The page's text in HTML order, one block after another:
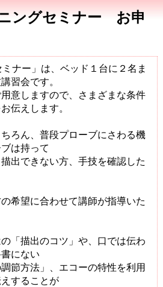
ングセミナー お申
ナー」は、ベッド１台に２名ま
習会です。
意しますので、さまざまな条件
伝えします。
ろん、普段プローブにさわる機
は持って
出できない方、手技を確認した
希望に合わせて講師が指導いた
「描出のコツ」や、口では伝わ
にない
調節方法」、エコーの特性を利用
することが